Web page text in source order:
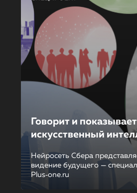
Говорит и показывает
искусственный
Нейросеть Сбера
видение будущего —
Plus‑one.ru